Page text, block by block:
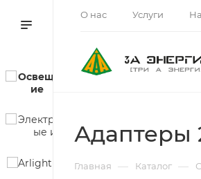
О нас Услуги
Адаптеры
Главная — Каталог —